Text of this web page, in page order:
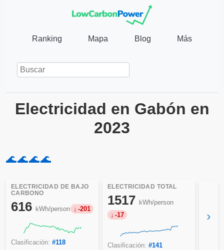
Ranking Mapa Blog Más
Electricidad en Gabón en
2023
🌊🌊🌊🌊
ELECTRICIDAD DE BAJO
CARBONO
616 kWh/person -201
Clasificación: #118
ELECTRICIDAD TOTAL
1517 kWh/person
-17
Clasificación: #141
›